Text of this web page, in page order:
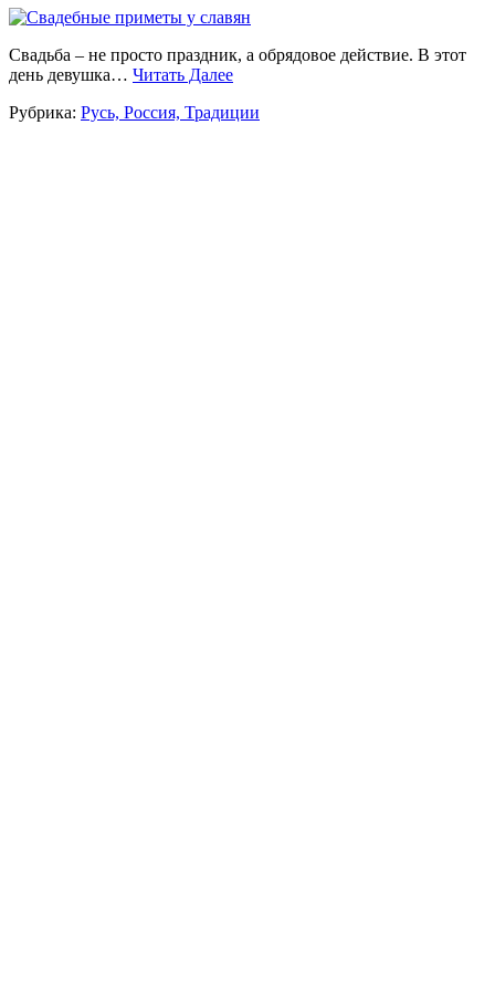
Свадьба – не просто праздник, а обрядовое действие. В этот
день девушка… Читать Далее
Рубрика: Русь, Россия, Традиции